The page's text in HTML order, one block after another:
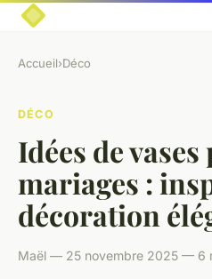
Accueil›Déco
DÉCO
Idées de
mariages :
décoration
Maël — 25 novembre 2025 — 6